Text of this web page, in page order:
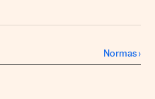
Twitter
Normas›